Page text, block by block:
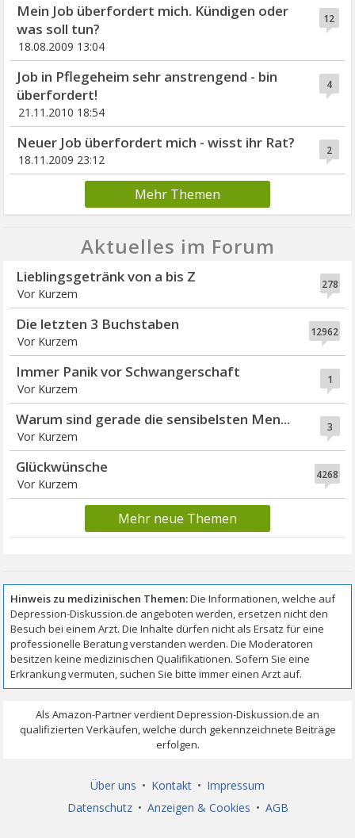
12
Mein Job überfordert mich. Kündigen oder
was soll tun?
18.08.2009 13:04
4
Job in Pflegeheim sehr anstrengend - bin
überfordert!
21.11.2010 18:54
2
Neuer Job überfordert mich - wisst ihr Rat?
18.11.2009 23:12
Mehr Themen
Aktuelles im Forum
278
Lieblingsgetränk von a bis Z
Vor Kurzem
12962
Die letzten 3 Buchstaben
Vor Kurzem
1
Immer Panik vor Schwangerschaft
Vor Kurzem
3
Warum sind gerade die sensibelsten Men...
Vor Kurzem
4268
Glückwünsche
Vor Kurzem
Mehr neue Themen
Über uns • Kontakt • Impressum
Datenschutz • Anzeigen & Cookies • AGB